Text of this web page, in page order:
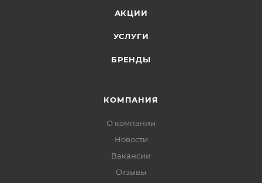
АКЦИИ
УСЛУГИ
БРЕНДЫ
КОМПАНИЯ
О компании
Новости
Вакансии
Отзывы